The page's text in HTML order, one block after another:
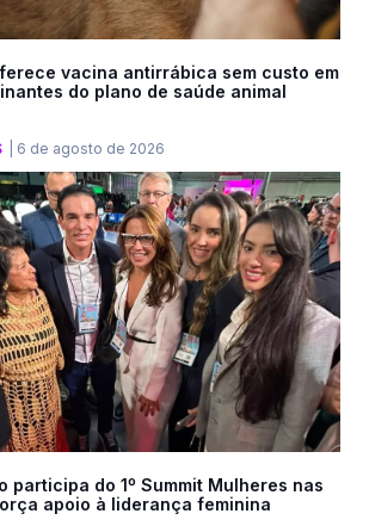
vacina antirrábica sem custo em
do plano de saúde animal
6 de agosto de 2026
participa do 1º Summit Mulheres nas
apoio à liderança feminina